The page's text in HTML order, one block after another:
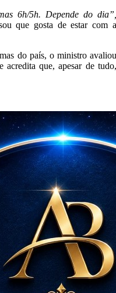
6h/5h. Depende do dia”,
que gosta de estar com a
do país, o ministro avaliou
acredita que, apesar de tudo,